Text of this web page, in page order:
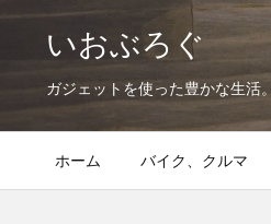
いおぶろぐ
ガジェットを使った豊かな生活。
ホーム バイク、クルマ